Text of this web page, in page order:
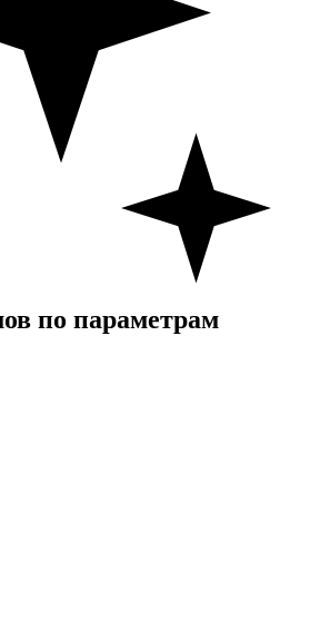
по параметрам